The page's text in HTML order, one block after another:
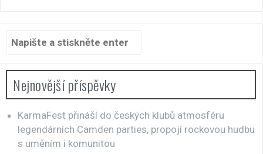
Hledat:
Nejnovější příspěvky
KarmaFest přináší do českých klubů atmosféru
legendárních Camden parties, propojí rockovou hudbu
s uměním i komunitou